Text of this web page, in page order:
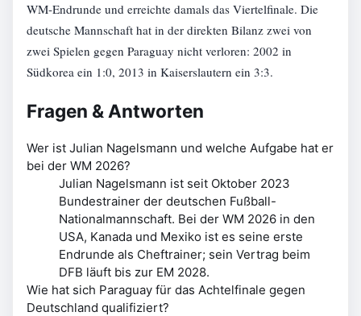
WM-Endrunde und erreichte damals das Viertelfinale. Die
deutsche Mannschaft hat in der direkten Bilanz zwei von
zwei Spielen gegen Paraguay nicht verloren: 2002 in
Südkorea ein 1:0, 2013 in Kaiserslautern ein 3:3.
Fragen & Antworten
Wer ist Julian Nagelsmann und welche Aufgabe hat er
bei der WM 2026?
Julian Nagelsmann ist seit Oktober 2023
Bundestrainer der deutschen Fußball-
Nationalmannschaft. Bei der WM 2026 in den
USA, Kanada und Mexiko ist es seine erste
Endrunde als Cheftrainer; sein Vertrag beim
DFB läuft bis zur EM 2028.
Wie hat sich Paraguay für das Achtelfinale gegen
Deutschland qualifiziert?